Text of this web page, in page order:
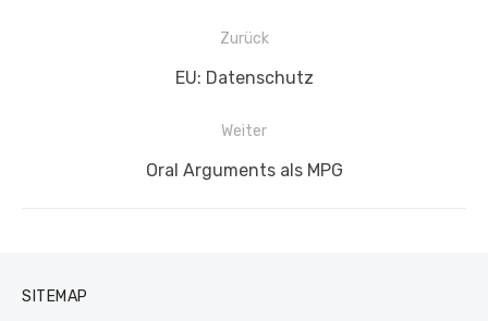
Beitragsnavigation
Zurück
Vorheriger
EU: Datenschutz
Weiter
Nächster
Oral Arguments als MPG
SITEMAP